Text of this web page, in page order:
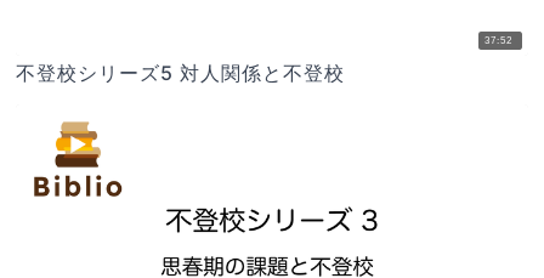
37:52
不登校シリーズ5 対人関係と不登校